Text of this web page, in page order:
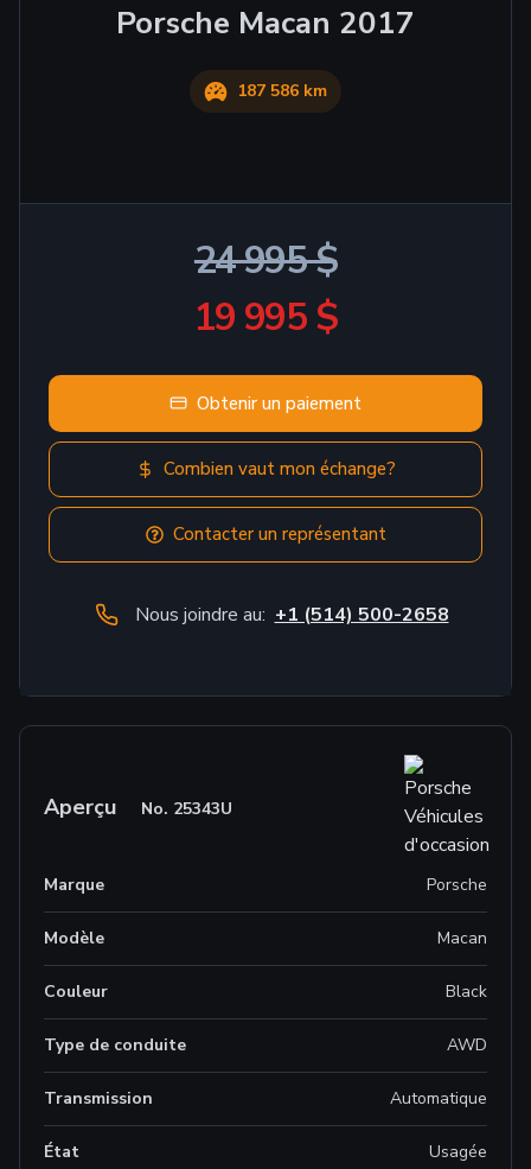
Porsche Macan 2017
187 586 km
24 995 $
19 995 $
Obtenir un paiement
Combien vaut mon échange?
Contacter un représentant
Nous joindre au: +1 (514) 500-2658
Aperçu No. 25343U
Marque Porsche
Modèle Macan
Couleur Black
Type de conduite AWD
Transmission Automatique
État Usagée